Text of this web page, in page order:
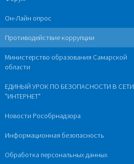
Он-Лайн опрос
Противодействие коррупции
Министерство образования Самарской
области
ЕДИНЫЙ УРОК ПО БЕЗОПАСНОСТИ В СЕТИ
"ИНТЕРНЕТ"
Новости Рособрнадзора
Информационная безопасность
Обработка персональных данных